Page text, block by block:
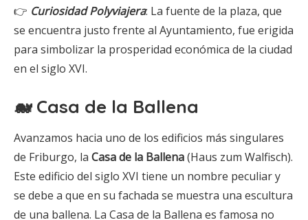
👉 Curiosidad Polyviajera: La fuente de la plaza, que
se encuentra justo frente al Ayuntamiento, fue erigida
para simbolizar la prosperidad económica de la ciudad
en el siglo XVI.
🐋 Casa de la Ballena
Avanzamos hacia uno de los edificios más singulares
de Friburgo, la Casa de la Ballena(Haus zum Walfisch).
Este edificio del siglo XVI tiene un nombre peculiar y
se debe a que en su fachada se muestra una escultura
de una ballena. La Casa de la Ballena es famosa no